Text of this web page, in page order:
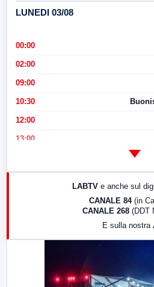
LUNEDI 03/08
00:00
02:00
09:00
10:30
12:00
13:00
17:00
LABTV e anche sul
CANALE 84 (in
CANALE 268 (DDT
E sulla nostra